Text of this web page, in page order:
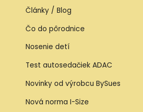
Články / Blog
Čo do pôrodnice
Nosenie detí
Test autosedačiek ADAC
Novinky od výrobcu BySues
Nová norma I-Size